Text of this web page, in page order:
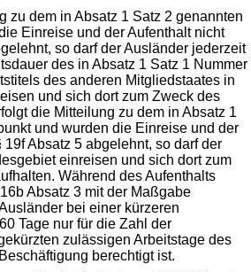
zu dem in Absatz 1 Satz 2 genannten
Einreise und der Aufenthalt nicht
so darf der Ausländer jederzeit
des in Absatz 1 Satz 1 Nummer
des anderen Mitgliedstaates in
und sich dort zum Zweck des
die Mitteilung zu dem in Absatz 1
und wurden die Einreise und der
Absatz 5 abgelehnt, so darf der
einreisen und sich dort zum
Während des Aufenthalts
Absatz 3 mit der Maßgabe
bei einer kürzeren
Tage nur für die Zahl der
zulässigen Arbeitstage des
berechtigt ist.